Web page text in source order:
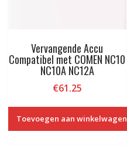
Vervangende Accu
Compatibel met COMEN NC10
NC10A NC12A
€61.25
Toevoegen aan winkelwagen